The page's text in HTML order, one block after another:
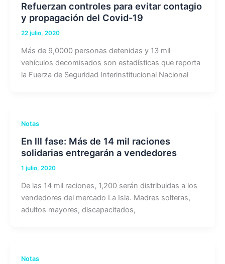
Refuerzan controles para evitar contagio
y propagación del Covid-19
22 julio, 2020
Más de 9,0000 personas detenidas y 13 mil
vehículos decomisados son estadísticas que reporta
la Fuerza de Seguridad Interinstitucional Nacional
Notas
En lll fase: Más de 14 mil raciones
solidarias entregarán a vendedores
1 julio, 2020
De las 14 mil raciones, 1,200 serán distribuidas a los
vendedores del mercado La Isla. Madres solteras,
adultos mayores, discapacitados,
Notas